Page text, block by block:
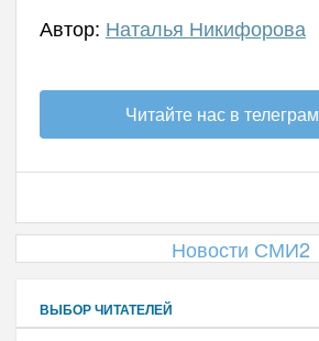
Автор: Наталья Никифорова
Читайте нас в телеграм
Новости СМИ2
ВЫБОР ЧИТАТЕЛЕЙ